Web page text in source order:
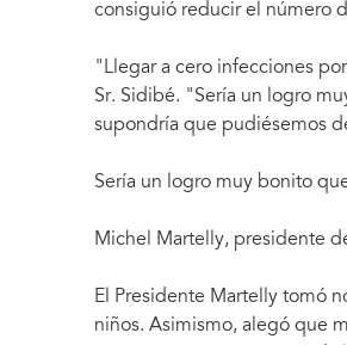
consiguió reducir el número
"Llegar a cero infecciones
Sr. Sidibé. "Sería un logro
supondría que pudiésemos
Sería un logro muy bonito
Michel Martelly, presidente
El Presidente Martelly tomó
niños. Asimismo, alegó que